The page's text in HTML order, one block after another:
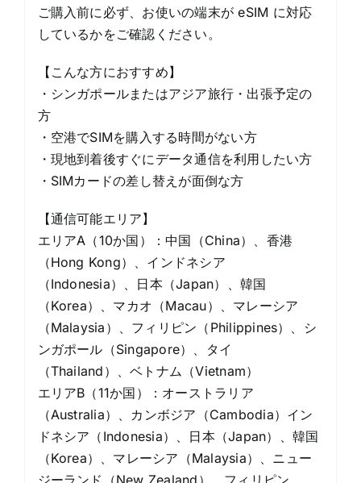
ご購入前に必ず、お使いの端末が eSIM に対応
しているかをご確認ください。
【こんな方におすすめ】
・シンガポールまたはアジア旅行・出張予定の
方
・空港でSIMを購入する時間がない方
・現地到着後すぐにデータ通信を利用したい方
・SIMカードの差し替えが面倒な方
【通信可能エリア】
エリアA（10か国）：中国（China）、香港
（Hong Kong）、インドネシア
（Indonesia）、日本（Japan）、韓国
（Korea）、マカオ（Macau）、マレーシア
（Malaysia）、フィリピン（Philippines）、シ
ンガポール（Singapore）、タイ
（Thailand）、ベトナム（Vietnam）
エリアB（11か国）：オーストラリア
（Australia）、カンボジア（Cambodia）イン
ドネシア（Indonesia）、日本（Japan）、韓国
（Korea）、マレーシア（Malaysia）、ニュー
ジーランド（New Zealand）、フィリピン